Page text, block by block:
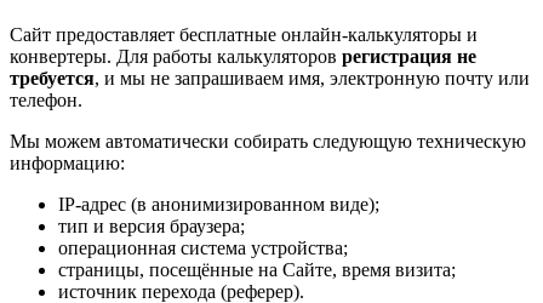
Сайт предоставляет бесплатные онлайн-калькуляторы и
конвертеры. Для работы калькуляторов регистрация не
требуется, и мы не запрашиваем имя, электронную почту или
телефон.
Мы можем автоматически собирать следующую техническую
информацию:
IP-адрес (в анонимизированном виде);
тип и версия браузера;
операционная система устройства;
страницы, посещённые на Сайте, время визита;
источник перехода (реферер).